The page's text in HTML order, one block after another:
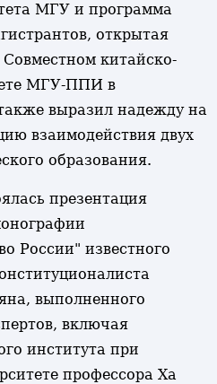
МГУ и программа
открытая
китайско-
МГУ-ППИ в
выразил надежду на
взаимодействия двух
образования.
презентация
России" известного
выполненного
включая
института при
профессора Ха